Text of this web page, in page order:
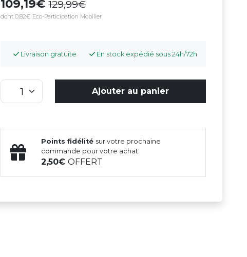
109,19 129,99
dont 0,82€ Eco-Participation Mobilier
Livraison gratuite En stock expédié sous 24h/72h
Ajouter au panier
Points fidélité sur votre prochaine
commande pour votre achat
2,50OFFERT